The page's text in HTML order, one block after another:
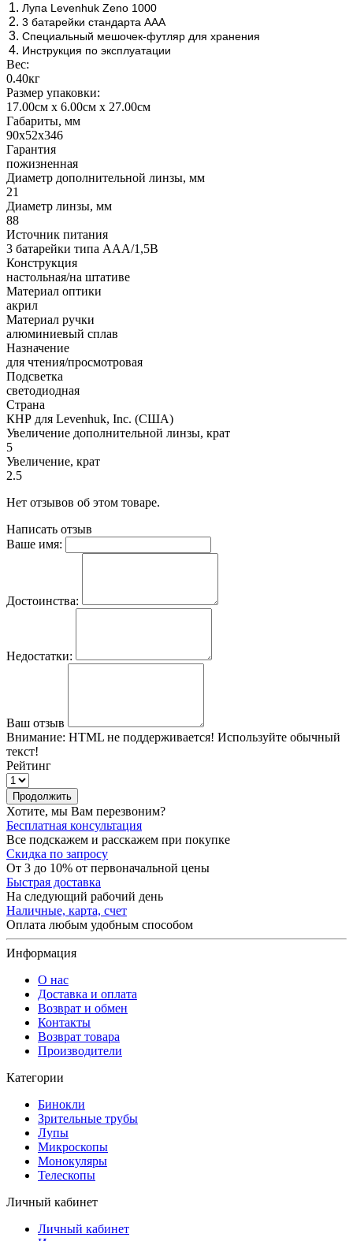
Лупа Levenhuk Zeno 1000
3 батарейки стандарта AАA
Специальный мешочек-футляр для хранения
Инструкция по эксплуатации
Вес:
0.40кг
Размер упаковки:
17.00см x 6.00см x 27.00см
Габариты, мм
90х52х346
Гарантия
пожизненная
Диаметр дополнительной линзы, мм
21
Диаметр линзы, мм
88
Источник питания
3 батарейки типа AАA/1,5В
Конструкция
настольная/на штативе
Материал оптики
акрил
Материал ручки
алюминиевый сплав
Назначение
для чтения/просмотровая
Подсветка
светодиодная
Страна
КНР для Levenhuk, Inc. (США)
Увеличение дополнительной линзы, крат
5
Увеличение, крат
2.5
Нет отзывов об этом товаре.
Написать отзыв
Ваше имя:
Достоинства:
Недостатки:
Ваш отзыв
Внимание: HTML не поддерживается! Используйте обычный
текст!
Рейтинг
Продолжить
Хотите, мы Вам перезвоним?
Бесплатная консультация
Все подскажем и расскажем при покупке
Скидка по запросу
От 3 до 10% от первоначальной цены
Быстрая доставка
На следующий рабочий день
Наличные, карта, счет
Оплата любым удобным способом
Информация
О нас
Доставка и оплата
Возврат и обмен
Контакты
Возврат товара
Производители
Категории
Бинокли
Зрительные трубы
Лупы
Микроскопы
Монокуляры
Телескопы
Личный кабинет
Личный кабинет